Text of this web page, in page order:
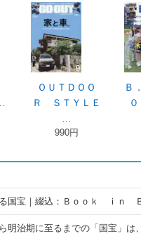
ＯＵＴＤＯＯ
ＳＴＹＬＥ
Ｂ．Ｌ．Ｔ
０２６年
国宝｜綴込：Ｂｏｏｋ ｉｎ
明治期に至るまでの「国宝」